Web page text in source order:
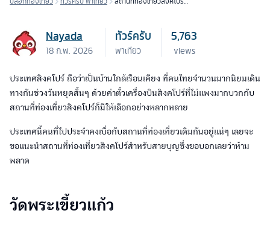
Nayada
18 ก.พ. 2026
ทัวร์ครับ
พาเที่ยว
5,763
views
ประเทศสิงคโปร์ ถือว่าเป็นบ้านใกล้เรือนเคียง ที่คนไทยจำนวนมากนิยมเดิน
ทางกันช่วงวันหยุดสั้นๆ ด้วยค่าตั๋วเครื่องบินสิงคโปร์ที่ไม่แพงมากบวกกับ
สถานที่ท่องเที่ยวสิงคโปร์ก็มีให้เลือกอย่างหลากหลาย
ประเทศนี้คนที่ไปประจำคงเบื่อกับสถานที่ท่องเที่ยวเดิมกันอยู่แน่ๆ เลยจะ
ขอแนะนำสถานที่ท่องเที่ยวสิงคโปร์สำหรับสายบุญซึ่งขอบอกเลยว่าห้าม
พลาด
วัดพระเขี้ยวแก้ว